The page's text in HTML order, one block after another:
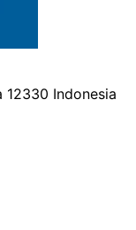
12330 Indonesia